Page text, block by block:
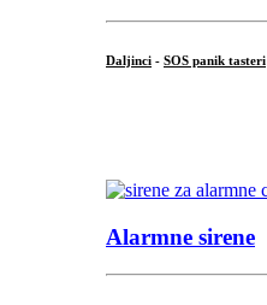
Daljinci - SOS panik tasteri
Alarmne sirene